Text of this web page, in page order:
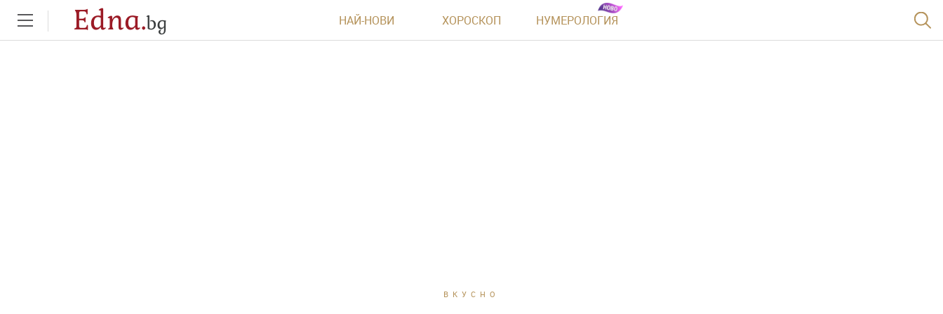
Edna.bg НАЙ-НОВИ ХОРОСКОП НУМЕРОЛОГИЯ
ВКУСНО